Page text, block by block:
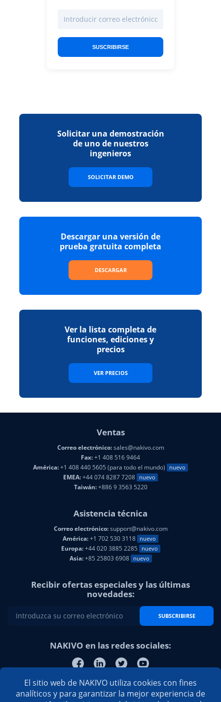
SUSCRIBIRSE
Solicitar una demostración
de uno de nuestros
ingenieros
SOLICITAR DEMO
Descargar una versión de
prueba gratuita completa
DESCARGAR
Ver la lista completa de
funciones, ediciones y
precios
VER PRECIOS
Ventas
Correo electrónico:sales@nakivo.com
Fax:+1 408 516 9464
América:+1 408 440 5605 (para todo el mundo) nuevo
EMEA:+44 074 8287 7208 nuevo
Taiwán:+886 9 3563 5220
Asistencia técnica
Correo electrónico:support@nakivo.com
América:+1 702 530 3118 nuevo
Europa:+44 020 3885 2285 nuevo
Asia:+85 25803 6908 nuevo
Recibir ofertas especiales y las últimas
novedades:
SUBSCRIBIRSE
NAKIVO en las redes sociales:
El sitio web de NAKIVO utiliza cookies con fines
analíticos y para garantizar la mejor experiencia de